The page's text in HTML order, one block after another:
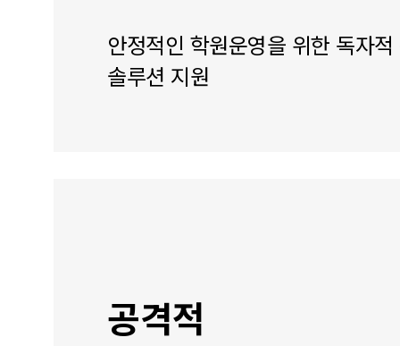
안정적인 학원운영을 위한 독자
솔루션 지원
공격적